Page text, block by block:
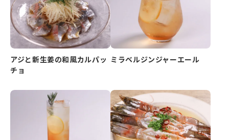
アジと新生姜の和風カルパッ
チョ
ミラベルジンジャーエール